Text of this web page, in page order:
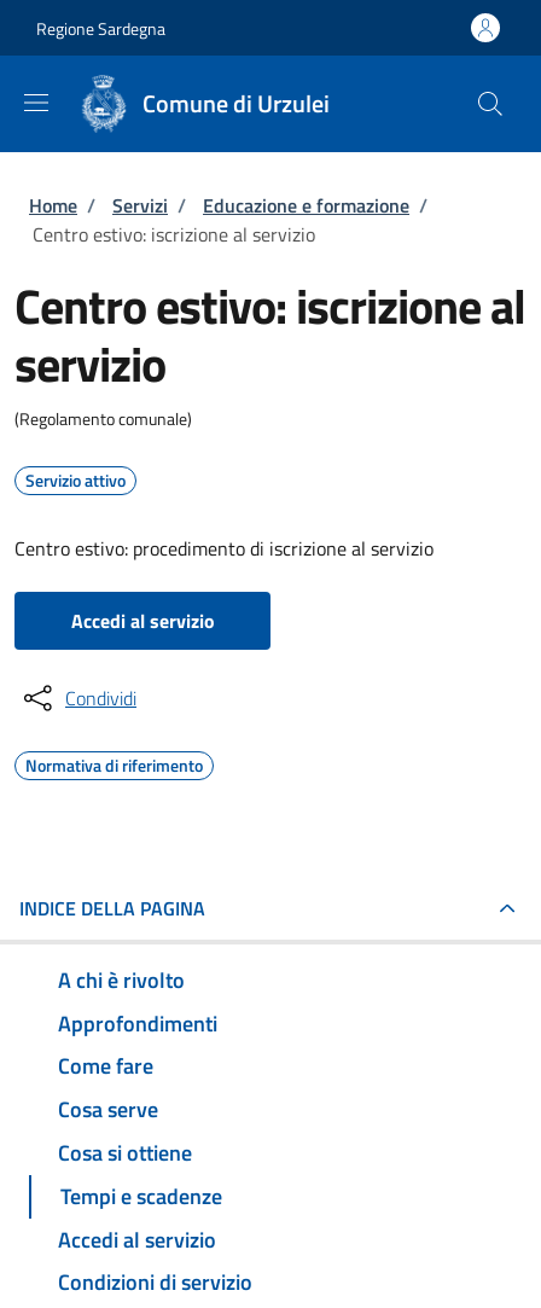
Regione Sardegna
Comune di Urzulei
Briciole di pane
Home / Servizi / Educazione e formazione /
Centro estivo: iscrizione al servizio
Centro estivo: iscrizione al
servizio
(Regolamento comunale)
Servizio attivo
Centro estivo: procedimento di iscrizione al servizio
Accedi al servizio
Condividi
Normativa di riferimento
INDICE DELLA PAGINA
A chi è rivolto
Approfondimenti
Come fare
Cosa serve
Cosa si ottiene
Tempi e scadenze
Accedi al servizio
Condizioni di servizio